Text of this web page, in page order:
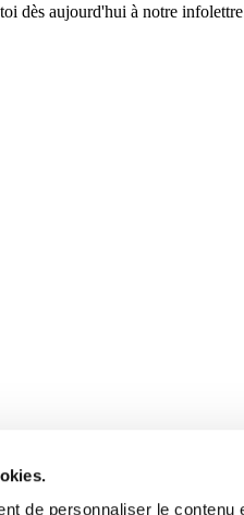
de personnaliser le
dès aujourd'hui à notre